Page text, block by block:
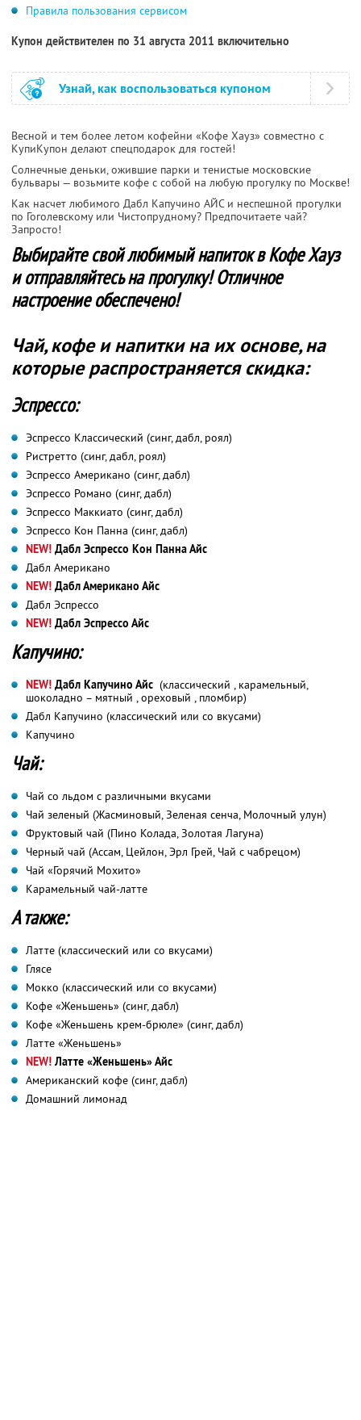
Правила пользования сервисом
Купон действителен по 31 августа 2011 включительно
Узнай, как воспользоваться купоном
Весной и тем более летом кофейни «Кофе Хауз» совместно с
КупиКупон делают спецподарок для гостей!
Солнечные деньки, ожившие парки и тенистые московские
бульвары — возьмите кофе с собой на любую прогулку по Москве!
Как насчет любимого Дабл Капучино АЙС и неспешной прогулки
по Гоголевскому или Чистопрудному? Предпочитаете чай?
Запросто!
Выбирайте свой любимый напиток в Кофе Хауз
и отправляйтесь на прогулку! Отличное
настроение обеспечено!
Чай, кофе и напитки на их основе, на
которые распространяется скидка:
Эспрессо:
Эспрессо Классический (синг, дабл, роял)
Ристретто (синг, дабл, роял)
Эспрессо Американо (синг, дабл)
Эспрессо Романо (синг, дабл)
Эспрессо Маккиато (синг, дабл)
Эспрессо Кон Панна (синг, дабл)
NEW! Дабл Эспрессо Кон Панна Айс
Дабл Американо
NEW! Дабл Американо Айс
Дабл Эспрессо
NEW! Дабл Эспрессо Айс
Капучино:
NEW! Дабл Капучино Айс (классический , карамельный,
шоколадно – мятный , ореховый , пломбир)
Дабл Капучино (классический или со вкусами)
Капучино
Чай:
Чай со льдом с различными вкусами
Чай зеленый (Жасминовый, Зеленая сенча, Молочный улун)
Фруктовый чай (Пино Колада, Золотая Лагуна)
Черный чай (Ассам, Цейлон, Эрл Грей, Чай с чабрецом)
Чай «Горячий Мохито»
Карамельный чай-латте
А также:
Латте (классический или со вкусами)
Глясе
Мокко (классический или со вкусами)
Кофе «Женьшень» (синг, дабл)
Кофе «Женьшень крем-брюле» (синг, дабл)
Латте «Женьшень»
NEW! Латте «Женьшень» Айс
Американский кофе (синг, дабл)
Домашний лимонад